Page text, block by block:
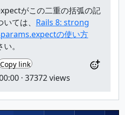
がこの二重の括弧の記
ては、 Rails 8: strong
の使い方
。
Copy link
· 37372 views